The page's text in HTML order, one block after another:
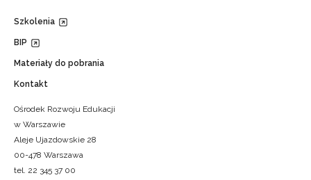
Szkolenia
BIP
Materiały do pobrania
Kontakt
Ośrodek Rozwoju Edukacji
w Warszawie
Aleje Ujazdowskie 28
00-478 Warszawa
tel. 22 345 37 00